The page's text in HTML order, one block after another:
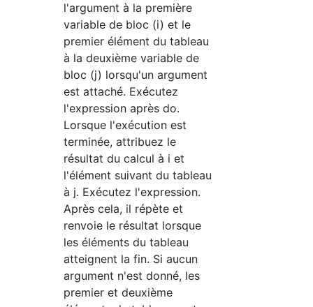
l'argument à la première
variable de bloc (i) et le
premier élément du tableau
à la deuxième variable de
bloc (j) lorsqu'un argument
est attaché. Exécutez
l'expression après do.
Lorsque l'exécution est
terminée, attribuez le
résultat du calcul à i et
l'élément suivant du tableau
à j. Exécutez l'expression.
Après cela, il répète et
renvoie le résultat lorsque
les éléments du tableau
atteignent la fin. Si aucun
argument n'est donné, les
premier et deuxième